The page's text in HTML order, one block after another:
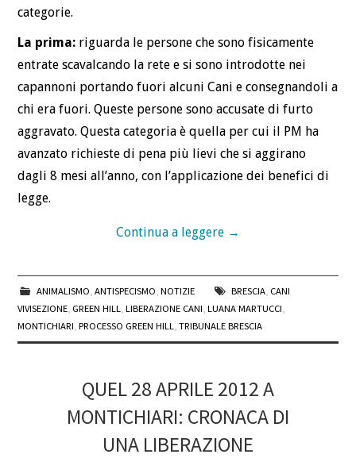
categorie.
La prima: riguarda le persone che sono fisicamente
entrate scavalcando la rete e si sono introdotte nei
capannoni portando fuori alcuni Cani e consegnandoli a
chi era fuori. Queste persone sono accusate di furto
aggravato. Questa categoria è quella per cui il PM ha
avanzato richieste di pena più lievi che si aggirano
dagli 8 mesi all’anno, con l’applicazione dei benefici di
legge.
Continua a leggere →
ANIMALISMO ANTISPECISMO NOTIZIE BRESCIA, CANI
VIVISEZIONE GREEN HILL ,LIBERAZIONE CANI ,LUANA MARTUCCI
MONTICHIARI ,PROCESSO GREEN HILL ,TRIBUNALE BRESCIA
QUEL 28 APRILE 2012 A
MONTICHIARI: CRONACA DI
UNA LIBERAZIONE